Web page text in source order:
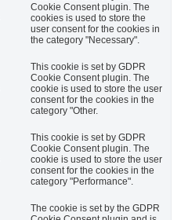
Cookie Consent plugin. The
cookies is used to store the
user consent for the cookies in
the category "Necessary".
This cookie is set by GDPR
Cookie Consent plugin. The
cookie is used to store the user
consent for the cookies in the
category "Other.
This cookie is set by GDPR
Cookie Consent plugin. The
cookie is used to store the user
consent for the cookies in the
category "Performance".
The cookie is set by the GDPR